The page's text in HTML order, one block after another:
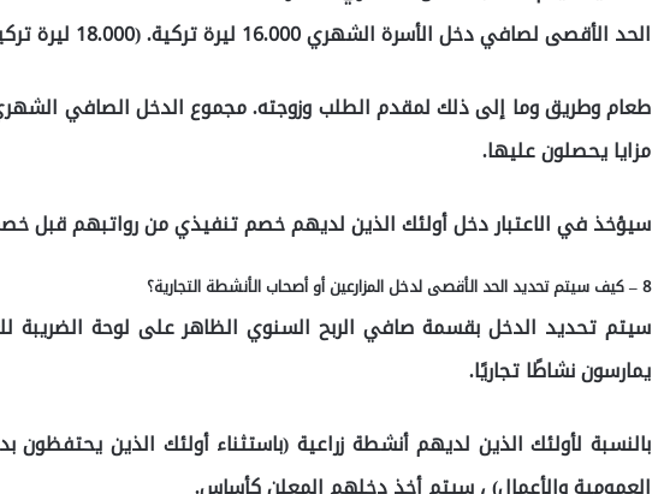
الحد الأقصى لصافي دخل الأسرة الشهري 16.000 ليرة تركية. (18.000 ليرة تركية لمحافظة اسطنبول).
طعام وطريق وما إلى ذلك لمقدم الطلب وزوجته. مجموع الدخل الصافي
مزايا يحصلون عليها.
سيؤخذ في الاعتبار دخل أولئك الذين لديهم خصم تنفيذي من رواتبهم قبل
8 – كيف سيتم تحديد الحد الأقصى لدخل المزارعين أو أصحاب الأنشطة التجارية؟
يمارسون نشاطًا تجاريًا.
بالنسبة لأولئك الذين لديهم أنشطة زراعية (باستثناء أولئك الذين يحتفظون